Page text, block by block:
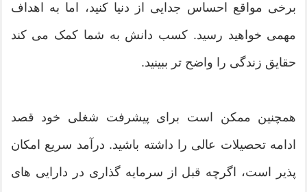
برخی مواقع احساس جدایی از دنیا کنید، اما به اهداف
مهمی خواهید رسید. کسب دانش به شما کمک می کند
حقایق زندگی را واضح تر ببینید.
همچنین ممکن است برای پیشرفت شغلی خود قصد
ادامه تحصیلات عالی را داشته باشید. درآمد سریع امکان
پذیر است، اگرچه قبل از سرمایه گذاری در دارایی های